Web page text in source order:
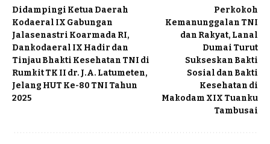
Didampingi Ketua Daerah
Kodaeral IX Gabungan
Jalasenastri Koarmada RI,
Dankodaeral IX Hadir dan
Tinjau Bhakti Kesehatan TNI di
Rumkit TK II dr. J.A. Latumeten,
Jelang HUT Ke-80 TNI Tahun
2025
Perkokoh
Kemanunggalan TNI
dan Rakyat, Lanal
Dumai Turut
Sukseskan Bakti
Sosial dan Bakti
Kesehatan di
Makodam XIX Tuanku
Tambusai